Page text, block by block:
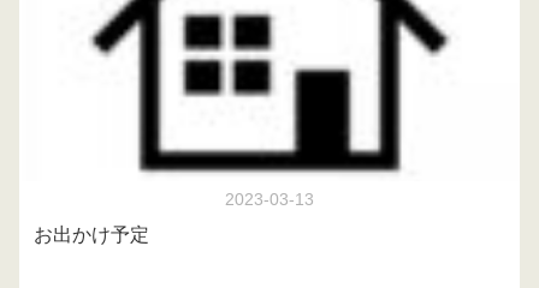
2023-03-13
お出かけ予定